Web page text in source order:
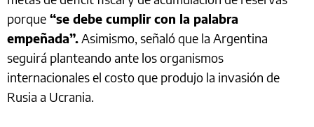
porque “se debe cumplir con la palabra
empeñada”.Asimismo, señaló que la Argentina
seguirá planteando ante los organismos
internacionales el costo que produjo la invasión de
Rusia a Ucrania.